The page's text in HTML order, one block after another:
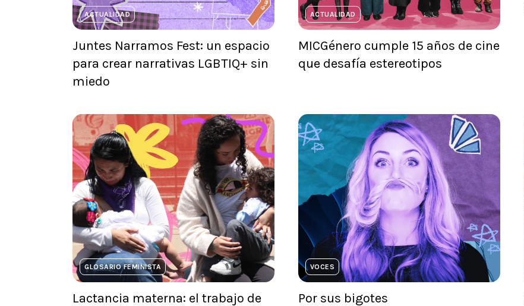
ACTUALIDAD
Juntes Narramos Fest: un espacio
para crear narrativas LGBTIQ+ sin
miedo
ACTUALIDAD
MICGénero cumple 15 años de cine
que desafía estereotipos
GLOSARIO FEMINISTA
Lactancia materna: el trabajo de
VOCES
Por sus bigotes